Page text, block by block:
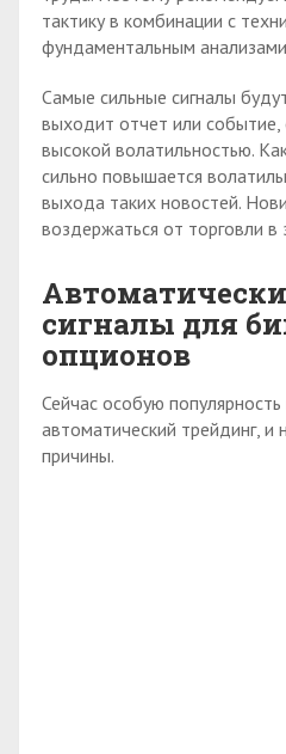
тактику в комбинации с
фундаментальным
Самые сильные сигналы
выходит отчет или
высокой волатильностью.
сильно повышается
выхода таких новостей.
воздержаться от торговли в
сигналы для
опционов
Сейчас особую
автоматический трейдинг, и
причины.